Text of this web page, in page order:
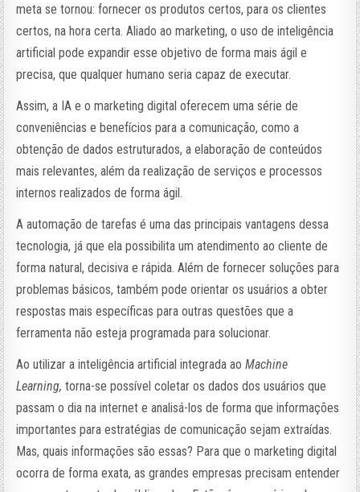
meta se tornou: fornecer os produtos certos, para os clientes
certos, na hora certa. Aliado ao marketing, o uso de inteligência
artificial pode expandir esse objetivo de forma mais ágil e
precisa, que qualquer humano seria capaz de executar.
Assim, a IA e o marketing digital oferecem uma série de
conveniências e benefícios para a comunicação, como a
obtenção de dados estruturados, a elaboração de conteúdos
mais relevantes, além da realização de serviços e processos
internos realizados de forma ágil.
A automação de tarefas é uma das principais vantagens dessa
tecnologia, já que ela possibilita um atendimento ao cliente de
forma natural, decisiva e rápida. Além de fornecer soluções para
problemas básicos, também pode orientar os usuários a obter
respostas mais específicas para outras questões que a
ferramenta não esteja programada para solucionar.
Ao utilizar a inteligência artificial ​​integrada aoMachine
Learning,torna-se possível coletar os dados dos usuários que
passam o dia na internet e analisá-los de forma que informações
importantes para estratégias de comunicação sejam extraídas.
Mas, quais informações são essas? Para que o marketing digital
ocorra de forma exata, as grandes empresas precisam entender